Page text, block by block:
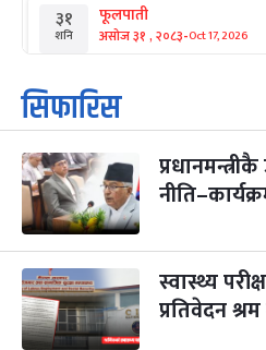
३१
शनि
फूलपाती
असोज ३१ , २०८३-Oct 17, 2026
१
आइत
कार्तिक सङ्क्रान्ति
कार्तिक १, २०८३
३
मंगल
महानवमी
कार्तिक ३, २०८३-Oct 20, 2026
४
बुध कार्तिक ४, २०८३ Oct 21, 2026
५
बिहि
पापा‌ङ्कुशा एकादशी व्रत
कार्तिक ५, २०८३
सिफारिस
स्वास्थ्य
प्रतिवेदन